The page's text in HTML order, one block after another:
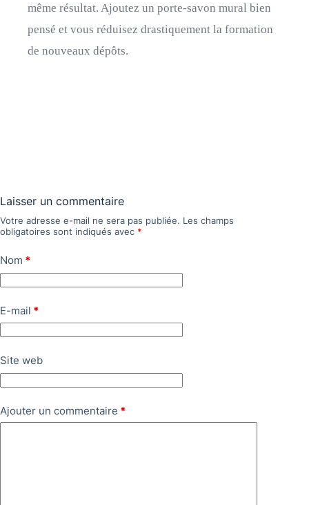
même résultat. Ajoutez un porte-savon mural bien
pensé et vous réduisez drastiquement la formation
de nouveaux dépôts.
Laisser un commentaire
Votre adresse e-mail ne sera pas publiée. Les champs
obligatoires sont indiqués avec *
Nom *
E-mail *
Site web
Ajouter un commentaire *